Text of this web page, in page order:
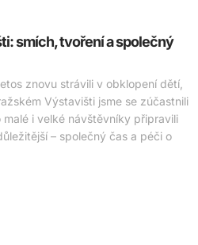
smích, tvoření a společný
znovu strávili v obklopení dětí,
Výstavišti jsme se zúčastnili
malé i velké návštěvníky připravili
– společný čas a péči o